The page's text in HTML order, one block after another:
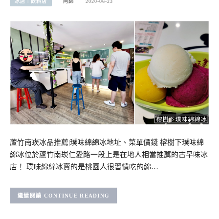
冰店︱飲料店 阿綿 2020-06-23
蘆竹南崁冰品推薦|璞味綿綿冰地址、菜單價錢 榕樹下璞味綿
綿冰位於蘆竹南崁仁愛路一段上是在地人相當推薦的古早味冰
店！ 璞味綿綿冰賣的是桃園人很習慣吃的綿…
CONTINUE READING